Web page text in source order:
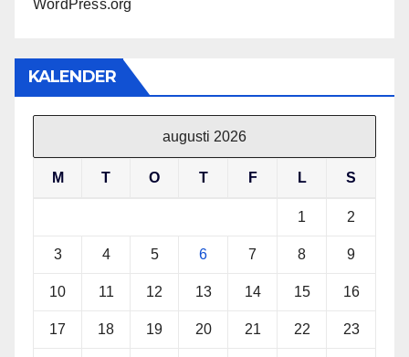
WordPress.org
KALENDER
augusti 2026
M T O T F L S
1 2
3 4 5 6 7 8 9
10 11 12 13 14 15 16
17 18 19 20 21 22 23